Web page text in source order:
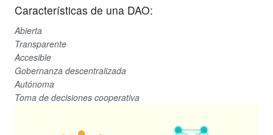
Características de una DAO:
Abierta
Transparente
Accesible
Gobernanza descentralizada
Autónoma
Toma de decisiones cooperativa